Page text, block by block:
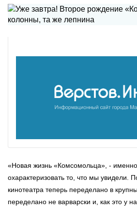
«Новая жизнь «Комсомольца», -
охарактеризовать то, что мы увидели.
кинотеатра теперь переделано в
переделано не варварски и, как это у